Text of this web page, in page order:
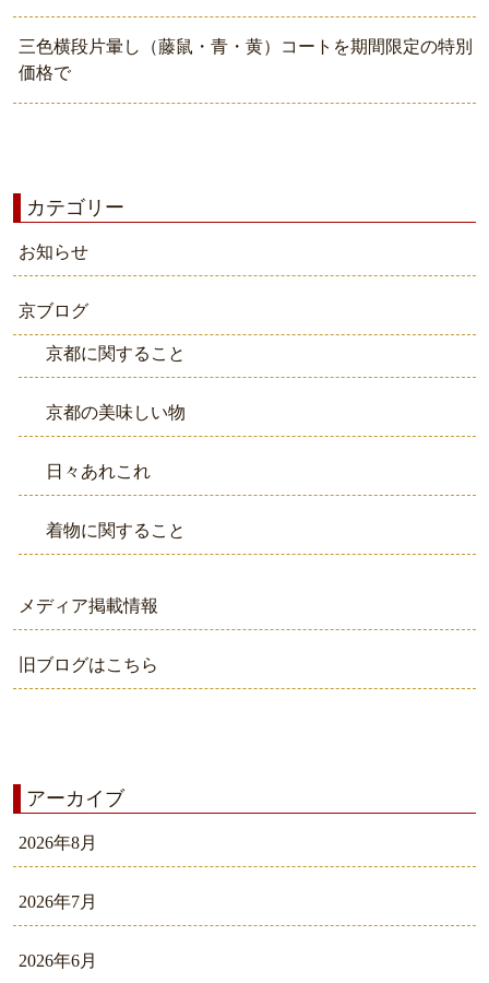
三色横段片暈し（藤鼠・青・黄）コートを期間限定の特別
価格で
カテゴリー
お知らせ
京ブログ
京都に関すること
京都の美味しい物
日々あれこれ
着物に関すること
メディア掲載情報
旧ブログはこちら
アーカイブ
2026年8月
2026年7月
2026年6月